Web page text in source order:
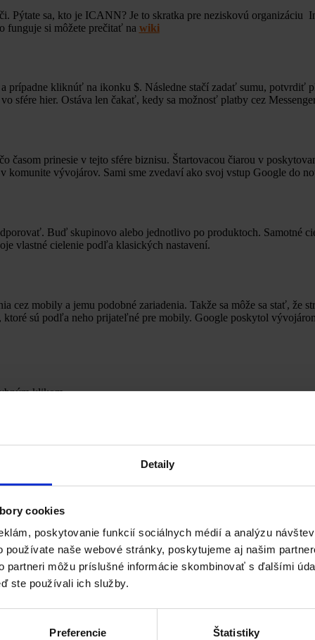
Detaily
cookies
poskytovanie funkcií sociálnych médií a analýzu
používate naše webové stránky, poskytujeme aj našim
partneri môžu príslušné informácie skombinovať s ďalšími
ste používali ich služby.
Preferencie Štatistiky
sa, kto je ICANN? Je to skratka pre neziskovú organizáciu
funguje si môžete prečitať na wiki
kliknúť na ikonku $. Následne stačí zadať sumu, potvrdiť
sfére hier. Ostáva len čakať, kedy sa možnosť platby cez
prinesie v tejto sfére biznisu. Štartovacou čiarou v
vývojárov. Sami sme zvedaví ako svoj vstup Google do
Buď skupinovo alebo jednotlivo po produktoch. Samotné
vlastné cielenie podľa klasických nastavení.
mobily a jemu podobné zariadenia. Takže sa môže sa stať, že
sú podľa neho prijateľné pre mobily. Google poskytol
klikom.
v podstate vymazal všetky neaktívne účty. Facebook tento krok
na jednotlivé resp. nové služby. Prípadne ponechanie